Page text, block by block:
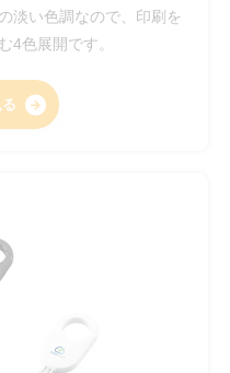
淡い色調なので、印刷を
4色展開です。